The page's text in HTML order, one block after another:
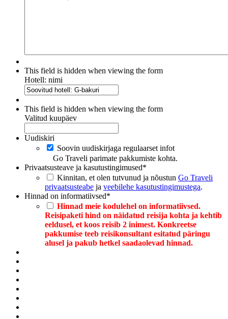
This field is hidden when viewing the form
Hotell: nimi
This field is hidden when viewing the form
Valitud kuupäev
Uudiskiri
Soovin uudiskirjaga regulaarset infot
Go Traveli parimate pakkumiste kohta.
Privaatsusteave ja kasutustingimused*
Kinnitan, et olen tutvunud ja nõustun Go Traveli
privaatsusteabe ja veebilehe kasutustingimustega.
Hinnad on informatiivsed*
Hinnad meie kodulehel on informatiivsed.
Reisipaketi hind on näidatud reisija kohta ja kehtib
eeldusel, et koos reisib 2 inimest. Konkreetse
pakkumise teeb reisikonsultant esitatud päringu
alusel ja pakub hetkel saadaolevad hinnad.